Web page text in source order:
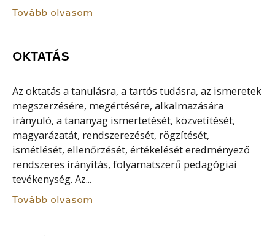
Tovább olvasom
OKTATÁS
Az oktatás a tanulásra, a tartós tudásra, az ismeretek
megszerzésére, megértésére, alkalmazására
irányuló, a tananyag ismertetését, közvetítését,
magyarázatát, rendszerezését, rögzítését,
ismétlését, ellenőrzését, értékelését eredményező
rendszeres irányítás, folyamatszerű pedagógiai
tevékenység. Az...
Tovább olvasom